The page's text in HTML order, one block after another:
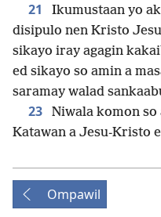
21
Ikumustaan yo
disipulo nen Kristo
sikayo iray agagin
ed sikayo so amin a
saramay walad
23
Niwala komon so
Katawan a Jesu-Kristo
Ompawil